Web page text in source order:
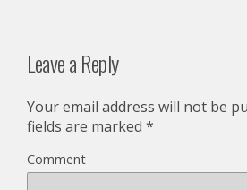
Leave a Reply
Your email address will not be
fields are marked *
Comment